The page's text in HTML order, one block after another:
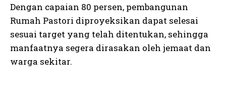
Dengan capaian 80 persen, pembangunan
Rumah Pastori diproyeksikan dapat selesai
sesuai target yang telah ditentukan, sehingga
manfaatnya segera dirasakan oleh jemaat dan
warga sekitar.